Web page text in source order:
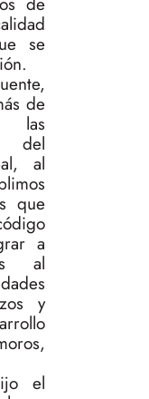
se
de
las
del
al
que
a
al
y
el